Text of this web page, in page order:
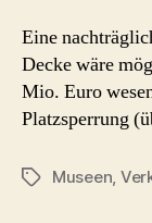
Eine
Decke wäre
Mio. Euro
Platzsperrung
Schlagwörter
Museen,